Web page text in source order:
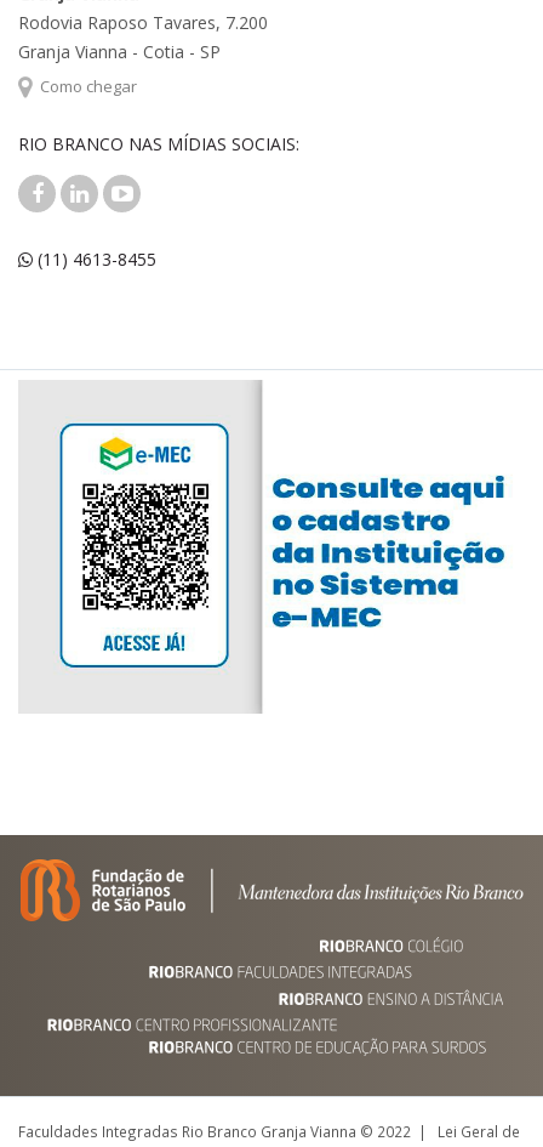
Rodovia Raposo Tavares, 7.200
Granja Vianna - Cotia - SP
Como chegar
RIO BRANCO NAS MÍDIAS SOCIAIS:
(11) 4613-8455
Faculdades Integradas Rio Branco Granja Vianna © 2022 | Lei Geral de